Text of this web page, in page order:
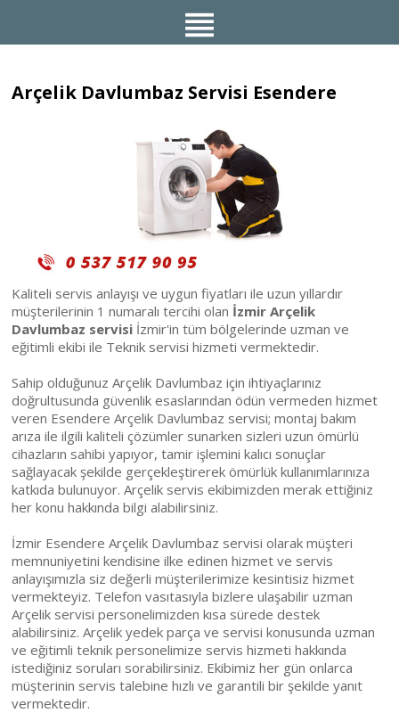
Arçelik Davlumbaz Servisi Esendere
Kaliteli servis anlayışı ve uygun fiyatları ile uzun yıllardır
müşterilerinin 1 numaralı tercihi olan İzmir Arçelik
Davlumbaz servisi İzmir'in tüm bölgelerinde uzman ve
eğitimli ekibi ile Teknik servisi hizmeti vermektedir.
Sahip olduğunuz Arçelik Davlumbaz için ihtiyaçlarınız
doğrultusunda güvenlik esaslarından ödün vermeden hizmet
veren Esendere Arçelik Davlumbaz servisi; montaj bakım
arıza ile ilgili kaliteli çözümler sunarken sizleri uzun ömürlü
cihazların sahibi yapıyor, tamir işlemini kalıcı sonuçlar
sağlayacak şekilde gerçekleştirerek ömürlük kullanımlarınıza
katkıda bulunuyor. Arçelik servis ekibimizden merak ettiğiniz
her konu hakkında bilgi alabilirsiniz.
İzmir Esendere Arçelik Davlumbaz servisi olarak müşteri
memnuniyetini kendisine ilke edinen hizmet ve servis
anlayışımızla siz değerli müşterilerimize kesintisiz hizmet
vermekteyiz. Telefon vasıtasıyla bizlere ulaşabilir uzman
Arçelik servisi personelimizden kısa sürede destek
alabilirsiniz. Arçelik yedek parça ve servisi konusunda uzman
ve eğitimli teknik personelimize servis hizmeti hakkında
istediğiniz soruları sorabilirsiniz. Ekibimiz her gün onlarca
müşterinin servis talebine hızlı ve garantili bir şekilde yanıt
vermektedir.